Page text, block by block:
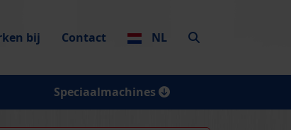
bij Contact NL
Speciaalmachines